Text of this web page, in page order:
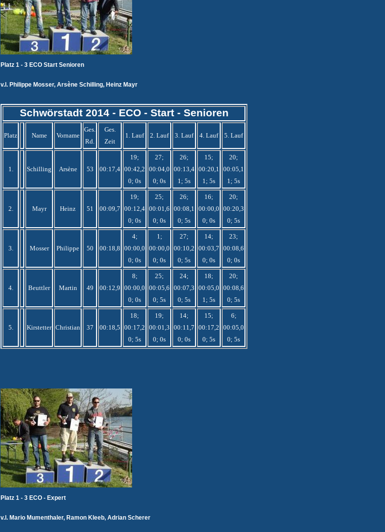
Platz 1 - 3 ECO Start Senioren
v.l. Philippe Mosser, Arsène Schilling, Heinz Mayr
Schwörstadt 2014 - ECO - Start - Senioren
Platz Name Vorname
Ges.
Rd.
Ges.
Zeit
1. Lauf 2. Lauf 3. Lauf 4. Lauf 5. Lauf
1. Schilling Arsène 53 00:17,4
19;
00:42,2
0; 0s
27;
00:04,0
0; 0s
26;
00:13,4
1; 5s
15;
00:20,1
1; 5s
20;
00:05,1
1; 5s
2. Mayr Heinz 51 00:09,7
19;
00:12,4
0; 0s
25;
00:01,6
0; 0s
26;
00:08,1
0; 5s
16;
00:00,0
0; 0s
20;
00:20,3
0; 5s
3. Mosser Philippe 50 00:18,8
4;
00:00,0
0; 0s
1;
00:00,0
0; 0s
27;
00:10,2
0; 5s
14;
00:03,7
0; 0s
23;
00:08,6
0; 0s
4. Beuttler Martin 49 00:12,9
8;
00:00,0
0; 0s
25;
00:05,6
0; 5s
24;
00:07,3
0; 5s
18;
00:05,0
1; 5s
20;
00:08,6
0; 5s
5. Kirstetter Christian 37 00:18,5
18;
00:17,2
0; 5s
19;
00:01,3
0; 0s
14;
00:11,7
0; 0s
15;
00:17,2
0; 5s
6;
00:05,0
0; 5s
Platz 1 - 3 ECO - Expert
v.l. Mario Mumenthaler, Ramon Kleeb, Adrian Scherer